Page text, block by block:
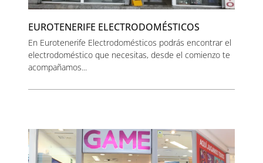
EUROTENERIFE ELECTRODOMÉSTICOS
En Eurotenerife Electrodomésticos podrás encontrar el
electrodoméstico que necesitas, desde el comienzo te
acompañamos...